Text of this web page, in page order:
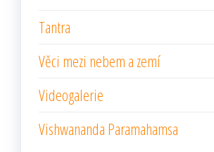
Tantra
Věci mezi nebem a zemí
Videogalerie
Vishwananda Paramahamsa